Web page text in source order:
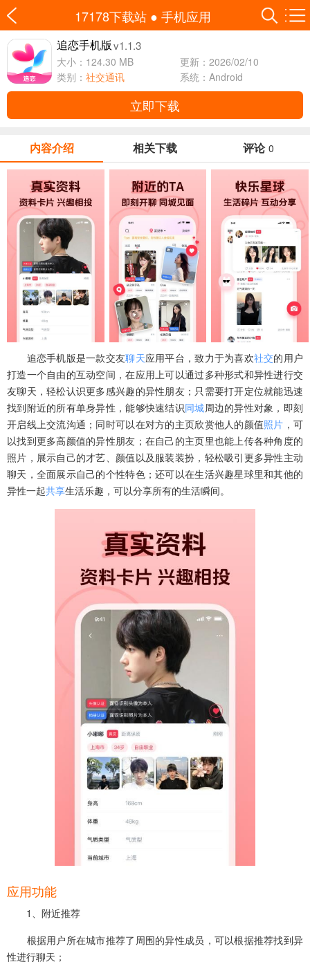
17178下载站 ● 手机应用
追恋手机版 v1.1.3
大小：124.30 MB
更新：2026/02/10
类别： 社交通讯 系统：Android
立即下载
内容介绍 相关下载 评论 0
追恋手机版是一款交友聊天应用平台，致力于为喜欢社交的用户
打造一个自由的互动空间，在应用上可以通过多种形式和异性进行交
友聊天，轻松认识更多感兴趣的异性朋友；只需要打开定位就能迅速
找到附近的所有单身异性，能够快速结识同城周边的异性对象，即刻
开启线上交流沟通；同时可以在对方的主页欣赏他人的颜值照片 ，可
以找到更多高颜值的异性朋友；在自己的主页里也能上传各种角度的
照片，展示自己的才艺、颜值以及服装装扮，轻松吸引更多异性主动
聊天，全面展示自己的个性特色；还可以在生活兴趣星球里和其他的
异性一起共享生活乐趣，可以分享所有的生活瞬间。
应用功能
1、附近推荐
根据用户所在城市推荐了周围的异性成员，可以根据推荐找到异
性进行聊天；